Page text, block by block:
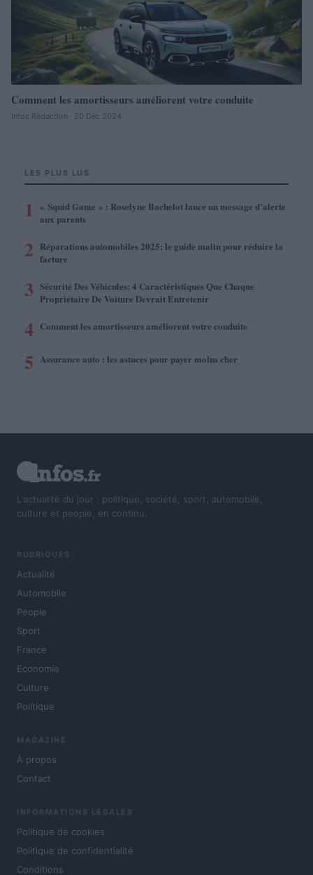
Comment les amortisseurs améliorent votre conduite
Infos Rédaction · 20 Déc 2024
LES PLUS LUS
1
« Squid Game » : Roselyne Bachelot lance un message d’alerte
aux parents
2 Réparations automobiles 2025: le guide malin pour réduire la
facture
3 Sécurité Des Véhicules: 4 Caractéristiques Que Chaque
Propriétaire De Voiture Devrait Entretenir
4 Comment les amortisseurs améliorent votre conduite
5 Assurance auto : les astuces pour payer moins cher
L'actualité du jour : politique, société, sport, automobile,
culture et people, en continu.
RUBRIQUES
Actualité
Automobile
People
Sport
France
Economie
Culture
Politique
MAGAZINE
À propos
Contact
INFORMATIONS LÉGALES
Politique de cookies
Politique de confidentialité
Conditions